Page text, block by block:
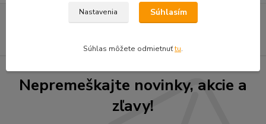
Nepremeškajte novinky, akcie a
zľavy!
Nastavenia Súhlasím
Súhlas môžete odmietnuťtu.